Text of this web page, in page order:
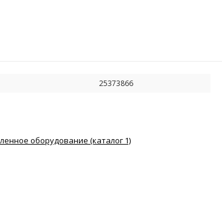
25373866
оборудование (каталог 1)